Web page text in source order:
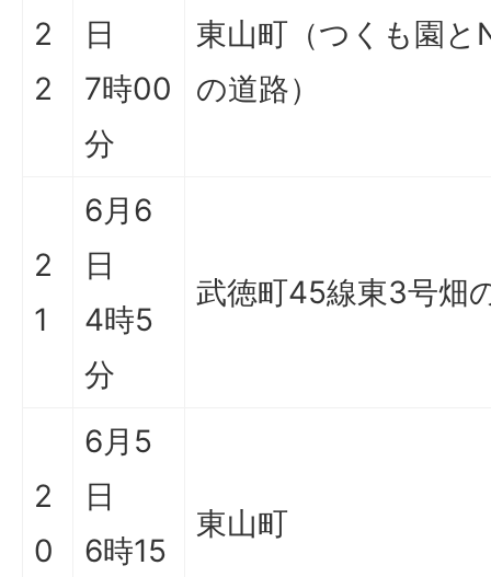
2
2
日
7時00
分
東山町（つくも園と
の道路）
2
1
6月6
日
4時5
分
武徳町45線東3号畑
2
0
6月5
日
6時15
東山町